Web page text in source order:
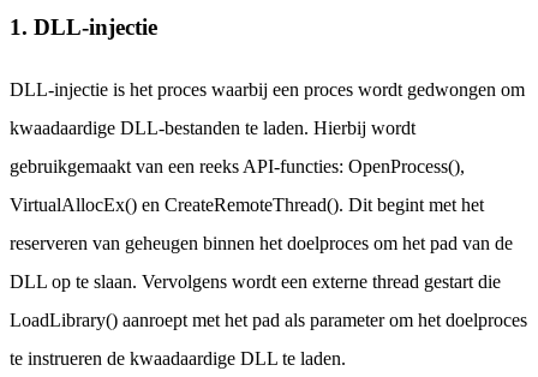
1. DLL-injectie
DLL-injectie is het proces waarbij een proces wordt gedwongen om
kwaadaardige DLL-bestanden te laden. Hierbij wordt
gebruikgemaakt van een reeks API-functies: OpenProcess(),
VirtualAllocEx() en CreateRemoteThread(). Dit begint met het
reserveren van geheugen binnen het doelproces om het pad van de
DLL op te slaan. Vervolgens wordt een externe thread gestart die
LoadLibrary() aanroept met het pad als parameter om het doelproces
te instrueren de kwaadaardige DLL te laden.